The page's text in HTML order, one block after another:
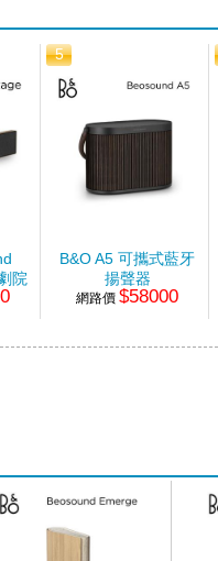
院
5
B&O A5 可攜式藍牙
揚聲器
網路價$58000